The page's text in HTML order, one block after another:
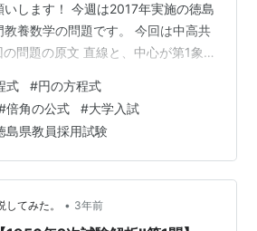
いします！ 今週は2017年実施の徳島
教養数学の問題です。 今回は中高共
問題の原文 直線と、中心が第1象限
に関して軸と対称な直線である。直
い。 (2)直線と軸の両方に接する円
き、半径のとる値の範囲を求めな
について 難易度は☆☆☆☆です。 2本
半径の値の範囲を求める問題です…
式 #円の方程式
倍角の公式 #大学入試
島県教員採用試験
てみた。 • 3年前